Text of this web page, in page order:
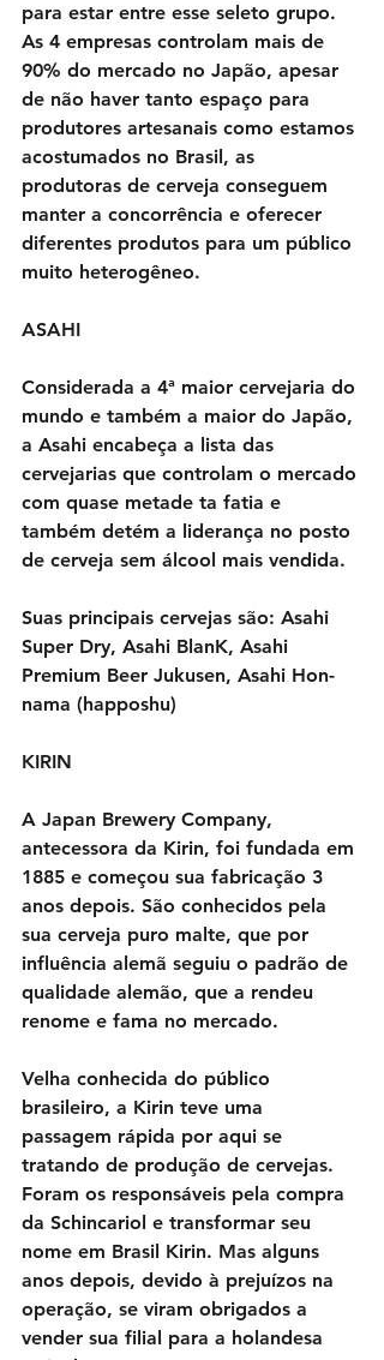
para estar entre esse seleto grupo.
As 4 empresas controlam mais de
90% do mercado no Japão, apesar
de não haver tanto espaço para
produtores artesanais como estamos
acostumados no Brasil, as
produtoras de cerveja conseguem
manter a concorrência e oferecer
diferentes produtos para um público
muito heterogêneo.
ASAHI
Considerada a 4ª maior cervejaria do
mundo e também a maior do Japão,
a Asahi encabeça a lista das
cervejarias que controlam o mercado
com quase metade ta fatia e
também detém a liderança no posto
de cerveja sem álcool mais vendida.
Suas principais cervejas são: Asahi
Super Dry, Asahi BlanK, Asahi
Premium Beer Jukusen, Asahi Hon-
nama (happoshu)
KIRIN
A Japan Brewery Company,
antecessora da Kirin, foi fundada em
1885 e começou sua fabricação 3
anos depois. São conhecidos pela
sua cerveja puro malte, que por
influência alemã seguiu o padrão de
qualidade alemão, que a rendeu
renome e fama no mercado.
Velha conhecida do público
brasileiro, a Kirin teve uma
passagem rápida por aqui se
tratando de produção de cervejas.
Foram os responsáveis pela compra
da Schincariol e transformar seu
nome em Brasil Kirin. Mas alguns
anos depois, devido à prejuízos na
operação, se viram obrigados a
vender sua filial para a holandesa